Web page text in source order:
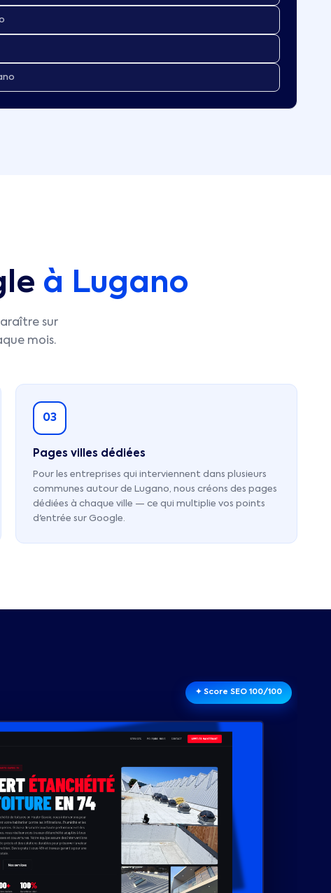
à Lugano
sur
mois.
03
Pages villes dédiées
Pour les entreprises qui interviennent dans plusieurs
communes autour de Lugano, nous créons des pages
dédiées à chaque ville — ce qui multiplie vos points
d'entrée sur Google.
✦ Score SEO 100/100